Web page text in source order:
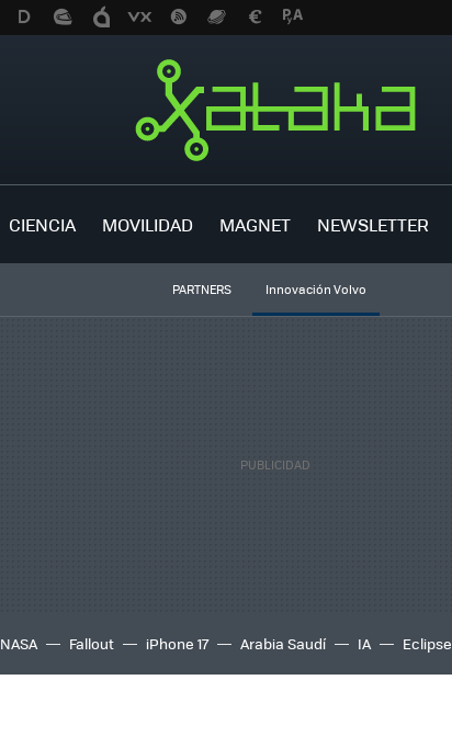
CIENCIA MOVILIDAD MAGNET NEWSLETTER
PARTNERS Innovación Volvo
NASA Fallout iPhone 17 Arabia Saudí IA Eclipse